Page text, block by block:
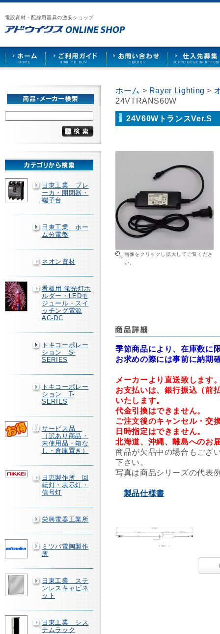
電設資材・配線用器具の激安ショップ
漏
電
ブ
レ
ー
カ
ー
や
照
ケ
ッ
ト
な
で
販
売
ア
ウ
イ
ス
HOME
ご
用
ガ
ド
お
い
合
せ
仕
先
募
日東工業 ブレ
ーカ・開閉器・
端子台
日東工業 ホー
ム分電盤
ネオン資材
看板用 蛍光灯ホ
ルダー・LEDモ
ジュール・スイ
ッチング電源
AC-DC
トキコーポレー
ション S-
SERIES
トキコーポレー
ション T-
SERIES
サービス品
（訳あり商品・
未使用品・箱な
し・倉庫置き）
日恵製作所 回
転灯・表示灯・
信号灯
栄興電器工業所
ミツバ電陶製作
所
日東工業 ステ
ンレスキャビネ
ット
日東工業 シス
テムラック
ホーム > Rayer Lighting >
24VTRANS60W
24V60WトランスVer.S
画像をクリックし拡大してご覧くださ
い。
季節商品により、在庫数に
お求めの際には事前に納期
メーカーより直送致します
お支払いは、銀行振込（前
いたします。
代金引換はできません。
ご注文後のキャンセル・交
日時指定はできません。
北海道、沖縄、離島へのお
商品が欠品中の場合もござ
下さい。
写真は商品シリーズの代表
製品仕様書